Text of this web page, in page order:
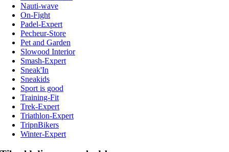
Nauti-wave
On-Fight
Padel-Expert
Pecheur-Store
Pet and Garden
Slowood Interior
Smash-Expert
Sneak'In
Sneakids
Sport is good
Training-Fit
Trek-Expert
Triathlon-Expert
TripnBikers
Winter-Expert